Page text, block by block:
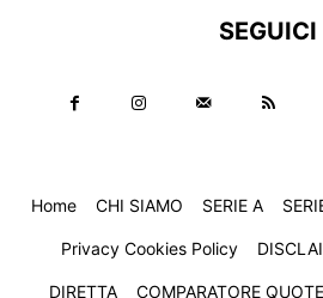
SEGUICI
Home CHI SIAMO SERIE A
Privacy Cookies Policy
DIRETTA COMPARATORE QUOTE